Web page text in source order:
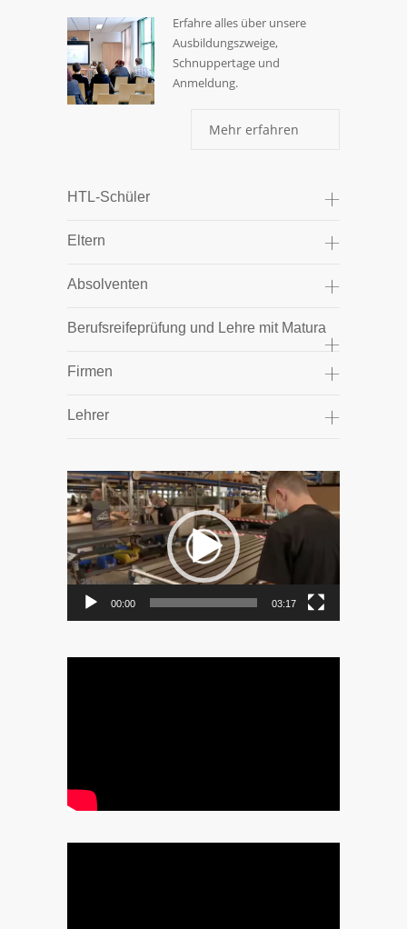
Erfahre alles über unsere
Ausbildungszweige,
Schnuppertage und
Anmeldung.
Mehr erfahren
HTL-Schüler
Eltern
Absolventen
Berufsreifeprüfung und Lehre mit Matura
Firmen
Lehrer
Video-
Player
00:00 03:17